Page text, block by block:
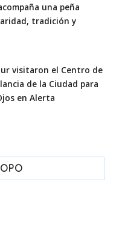
una peña
tradición y
visitaron el Centro de
de la Ciudad para
en Alerta